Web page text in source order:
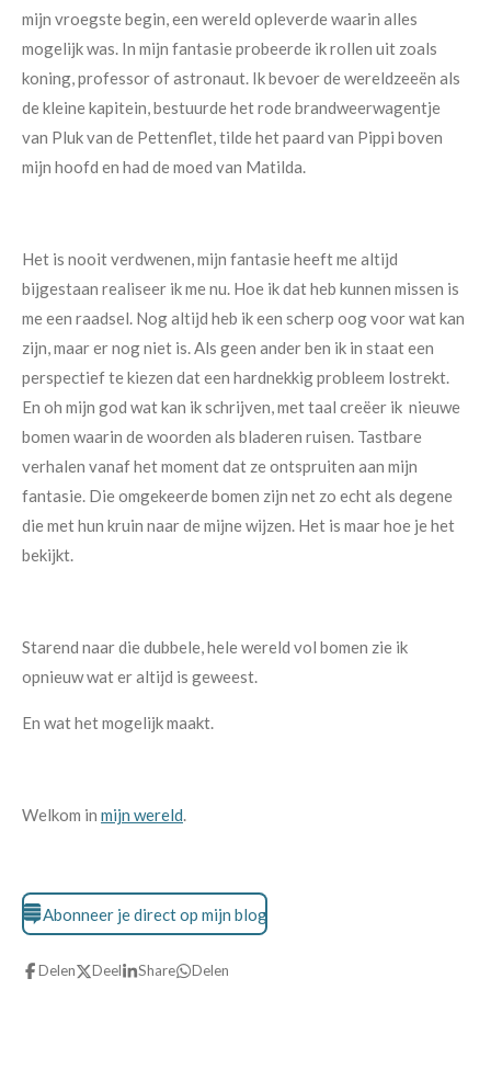
mijn vroegste begin, een wereld opleverde waarin alles
mogelijk was. In mijn fantasie probeerde ik rollen uit zoals
koning, professor of astronaut. Ik bevoer de wereldzeeën als
de kleine kapitein, bestuurde het rode brandweerwagentje
van Pluk van de Pettenflet, tilde het paard van Pippi boven
mijn hoofd en had de moed van Matilda.
Het is nooit verdwenen, mijn fantasie heeft me altijd
bijgestaan realiseer ik me nu. Hoe ik dat heb kunnen missen is
me een raadsel. Nog altijd heb ik een scherp oog voor wat kan
zijn, maar er nog niet is. Als geen ander ben ik in staat een
perspectief te kiezen dat een hardnekkig probleem lostrekt.
En oh mijn god wat kan ik schrijven, met taal creëer ik nieuwe
bomen waarin de woorden als bladeren ruisen. Tastbare
verhalen vanaf het moment dat ze ontspruiten aan mijn
fantasie. Die omgekeerde bomen zijn net zo echt als degene
die met hun kruin naar de mijne wijzen. Het is maar hoe je het
bekijkt.
Starend naar die dubbele, hele wereld vol bomen zie ik
opnieuw wat er altijd is geweest.
En wat het mogelijk maakt.
Welkom in mijn wereld.
Abonneer je direct op mijn blog
Delen Deel Share Delen